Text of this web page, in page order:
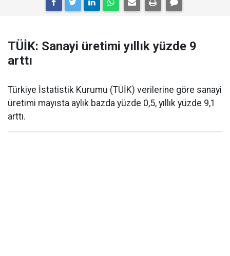
TÜİK: Sanayi üretimi yıllık yüzde 9
arttı
Türkiye İstatistik Kurumu (TÜİK) verilerine göre sanayi
üretimi mayısta aylık bazda yüzde 0,5, yıllık yüzde 9,1
arttı.